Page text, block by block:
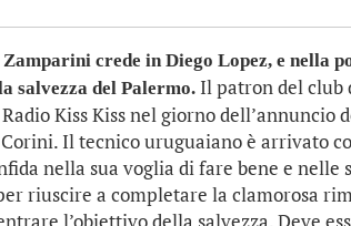
crede in Diego Lopez, e nella
salvezza del Palermo. Il patron del club
Kiss Kiss nel giorno dell’annuncio
Il tecnico uruguaiano è arrivato
nella sua voglia di fare bene e nelle
riuscire a completare la clamorosa